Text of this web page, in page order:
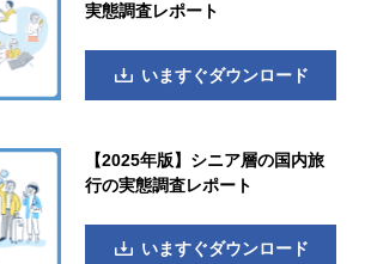
実態調査レポート
いますぐダウンロード
【2025年版】シニア層の国内旅
行の実態調査レポート
いますぐダウンロード